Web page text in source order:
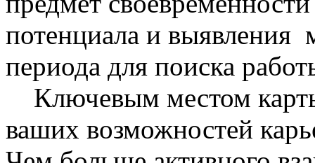
потенциала и выявления
периода для поиска
Ключевым местом
ваших возможностей